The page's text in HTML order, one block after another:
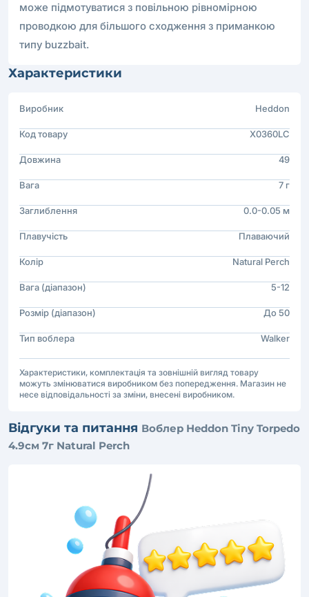
може підмотуватися з повільною рівномірною
проводкою для більшого сходження з приманкою
типу buzzbait.
Характеристики
Виробник Heddon
Код товару X0360LC
Довжина 49
Вага 7 г
Заглиблення 0.0-0.05 м
Плавучість Плаваючий
Колір Natural Perch
Вага (діапазон) 5-12
Розмір (діапазон) До 50
Тип воблера Walker
Характеристики, комплектація та зовнішній вигляд товару
можуть змінюватися виробником без попередження. Магазин не
несе відповідальності за зміни, внесені виробником.
Відгуки та питання Воблер Heddon Tiny Torpedo
4.9см 7г Natural Perch